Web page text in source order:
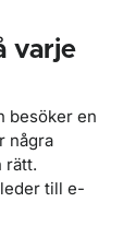
varje
besöker en
några
rätt.
leder till e-